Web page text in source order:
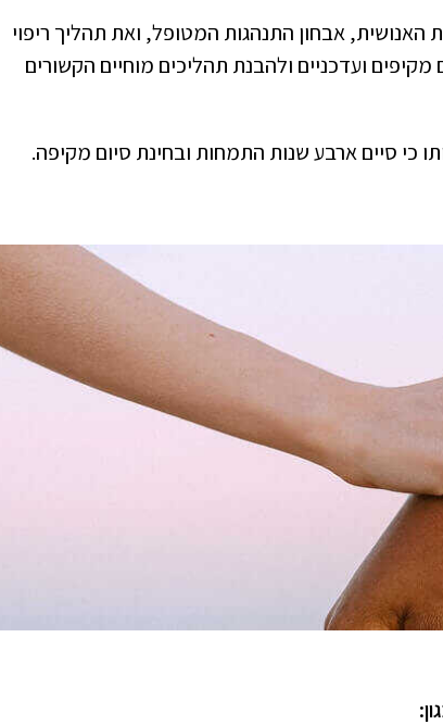
האנושית, אבחון התנהגות המטופל, ואת תהליך ריפוי
ועדכניים ולהבנת תהליכים מוחיים הקשורים
כי סיים ארבע שנות התמחות ובחינת סיום מקיפה.